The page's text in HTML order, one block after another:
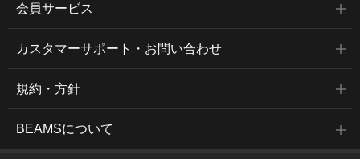
会員サービス
カスタマーサポート・お問い合わせ
規約・方針
BEAMSについて